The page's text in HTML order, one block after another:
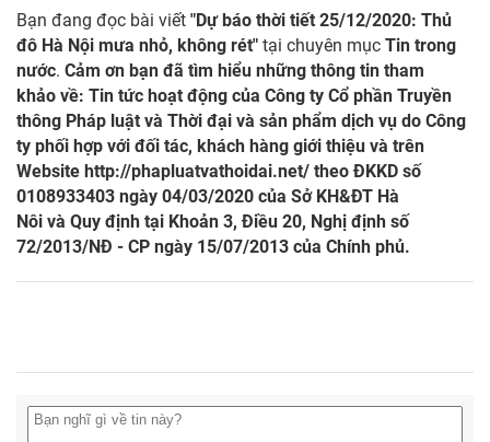
Bạn đang đọc bài viết "Dự báo thời tiết 25/12/2020: Thủ
đô Hà Nội mưa nhỏ, không rét" tại chuyên mục Tin trong
nước. Cảm ơn bạn đã tìm hiểu những thông tin tham
khảo về: Tin tức hoạt động của Công ty Cổ phần Truyền
thông Pháp luật và Thời đại và sản phẩm dịch vụ do Công
ty phối hợp với đối tác, khách hàng giới thiệu và trên
Website http://phapluatvathoidai.net/ theo ĐKKD số
0108933403 ngày 04/03/2020 của Sở KH&ĐT Hà
Nôi và Quy định tại Khoản 3, Điều 20, Nghị định số
72/2013/NĐ - CP ngày 15/07/2013 của Chính phủ.